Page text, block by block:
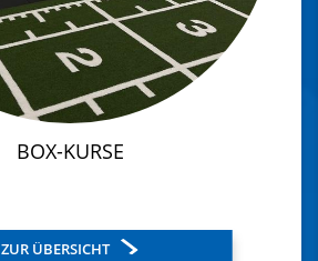
BOX-KURSE
ZUR ÜBERSICHT